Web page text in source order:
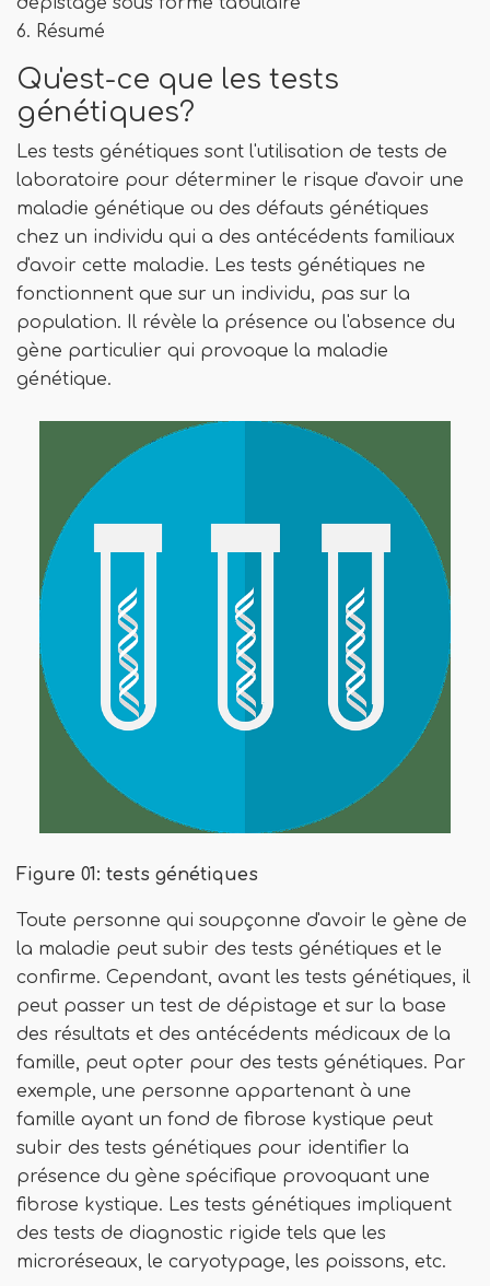
6. Résumé
Qu'est-ce que les tests
génétiques?
Les tests génétiques sont l'utilisation de tests de
laboratoire pour déterminer le risque d'avoir une
maladie génétique ou des défauts génétiques
chez un individu qui a des antécédents familiaux
d'avoir cette maladie. Les tests génétiques ne
fonctionnent que sur un individu, pas sur la
population. Il révèle la présence ou l'absence du
gène particulier qui provoque la maladie
génétique.
Figure 01: tests génétiques
Toute personne qui soupçonne d'avoir le gène de
la maladie peut subir des tests génétiques et le
confirme. Cependant, avant les tests génétiques, il
peut passer un test de dépistage et sur la base
des résultats et des antécédents médicaux de la
famille, peut opter pour des tests génétiques. Par
exemple, une personne appartenant à une
famille ayant un fond de fibrose kystique peut
subir des tests génétiques pour identifier la
présence du gène spécifique provoquant une
fibrose kystique. Les tests génétiques impliquent
des tests de diagnostic rigide tels que les
microréseaux, le caryotypage, les poissons, etc.